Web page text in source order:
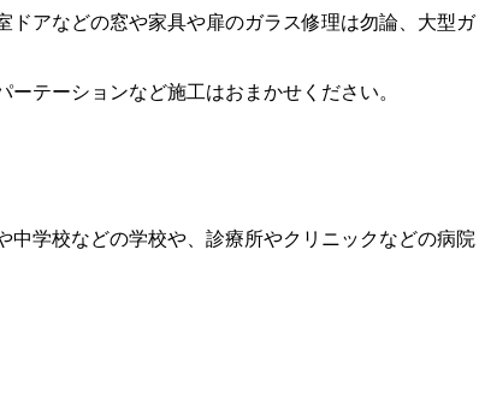
アなどの窓や家具や扉のガラス修理は勿論、大型ガ
テーションなど施工はおまかせください。
学校などの学校や、診療所やクリニックなどの病院